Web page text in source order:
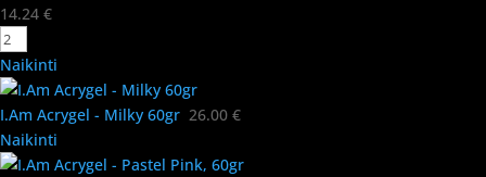
14.24 €
Naikinti
I.Am Acrygel - Milky 60gr 26.00 €
Naikinti